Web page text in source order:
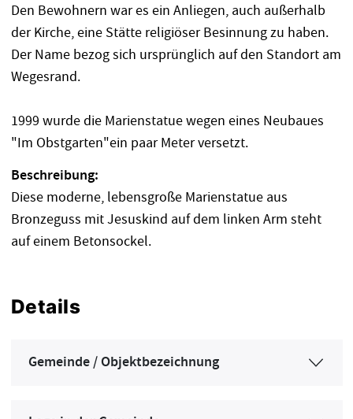
Den Bewohnern war es ein Anliegen, auch außerhalb
der Kirche, eine Stätte religiöser Besinnung zu haben.
Der Name bezog sich ursprünglich auf den Standort am
Wegesrand.
1999 wurde die Marienstatue wegen eines Neubaues
"Im Obstgarten"ein paar Meter versetzt.
Beschreibung:
Diese moderne, lebensgroße Marienstatue aus
Bronzeguss mit Jesuskind auf dem linken Arm steht
auf einem Betonsockel.
Details
Gemeinde / Objektbezeichnung